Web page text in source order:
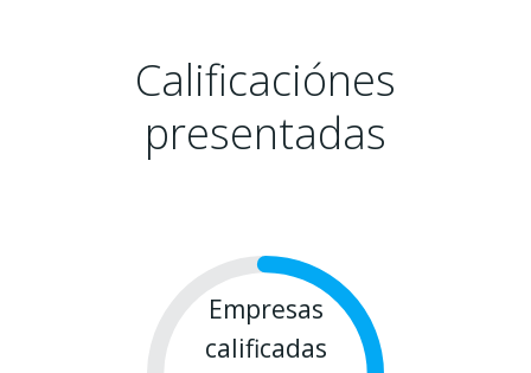
Calificaciónes
presentadas
Empresas
calificadas